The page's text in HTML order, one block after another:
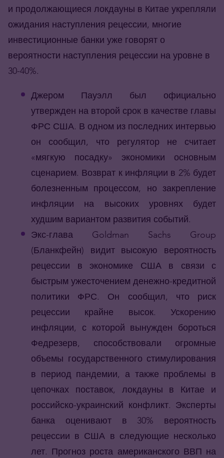
и продолжающиеся локдауны в Китае укрепляли
ожидания наступления рецессии, многие
инвестиционные банки уже говорят о
вероятности наступления рецессии на уровне в
30-40%.
Джером Пауэлл был официально
утвержден на второй срок в качестве главы
ФРС США. В одном из последних интервью
он сообщил, что регулятор не считает
«мягкую посадку» экономики основным
сценарием. Возврат к инфляции в 2% будет
болезненным процессом, но закрепление
инфляции на высоких уровнях будет
худшим вариантом развития событий.
Экс-глава Goldman Sachs Group
(Бланкфейн) видит высокую вероятность
рецессии в экономике США в связи с
быстрым ужесточением денежно-кредитной
политики ФРС. Он сообщил, что риск
рецессии крайне высок. Ускорению
инфляции, с которой вынужден бороться
Федрезерв, способствовали огромные
объемы государственного стимулирования
в период пандемии, а также проблемы в
цепочках поставок, локдауны в Китае и
российско-украинский конфликт. Эксперты
банка оценивают в 30% вероятность
рецессии в США в следующие несколько
лет. Прогноз роста американского ВВП на